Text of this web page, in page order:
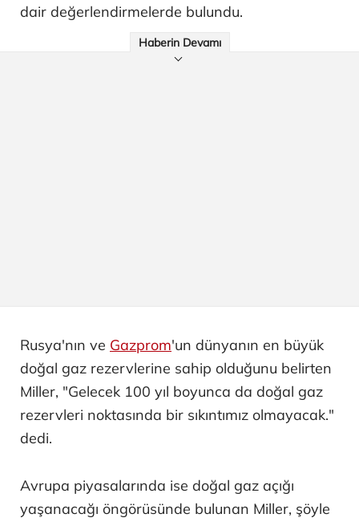
dair değerlendirmelerde bulundu.
Haberin Devamı
Rusya'nın ve Gazprom'un dünyanın en büyük
doğal gaz rezervlerine sahip olduğunu belirten
Miller, "Gelecek 100 yıl boyunca da doğal gaz
rezervleri noktasında bir sıkıntımız olmayacak."
dedi.
Avrupa piyasalarında ise doğal gaz açığı
yaşanacağı öngörüsünde bulunan Miller, şöyle